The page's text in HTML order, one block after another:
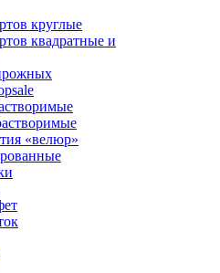
круглые
квадратные и
sale
«велюр»